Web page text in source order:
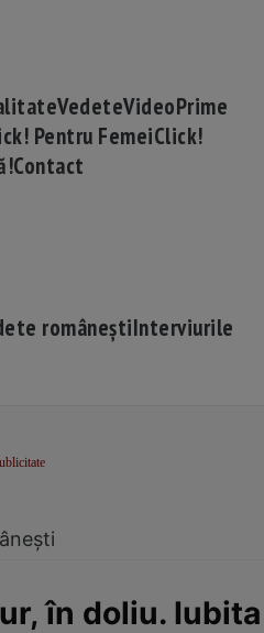
VedeteVideoPrime
Pentru FemeiClick!
Contact
româneștiInterviurile
în doliu.